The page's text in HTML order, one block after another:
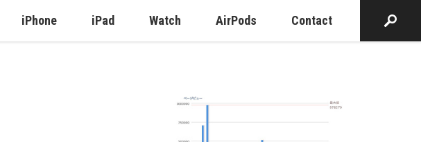
iPhone iPad Watch AirPods Contact